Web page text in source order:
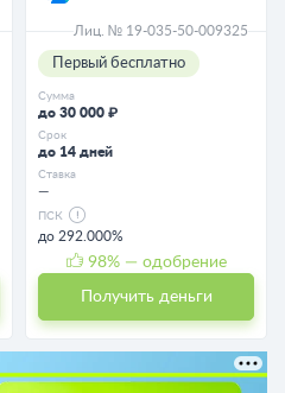
Лиц. № 19-035-50-009325
Первый бесплатно
Сумма
до 30 000 ₽
Срок
до 14 дней
Ставка
—
ПСК
до 292.000%
98% — одобрение
Получить деньги